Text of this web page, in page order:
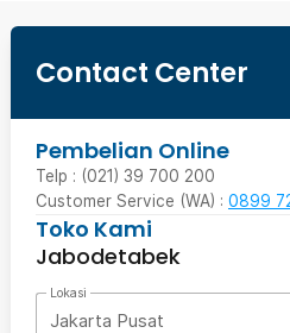
Contact Center
Pembelian Online
Telp : (021) 39 700 200
Customer Service (WA) : 0899
Toko Kami
Jabodetabek
Lokasi
Jakarta Pusat